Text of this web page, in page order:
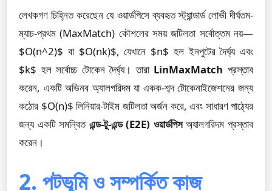
লেখকগণ চিহ্নিত করেছেন যে ওয়ার্ডপিসে ব্যবহৃত স্ট্যান্ডার্ড লোভী দীর্ঘতম-
ম্যাচ-প্রথম (MaxMatch) কৌশলের সময় জটিলতা সর্বোত্তম নয়—
$O(n^2)$ বা $O(nk)$, যেখানে $n$ হল ইনপুটের দৈর্ঘ্য এবং
$k$ হল সর্বোচ্চ টোকেন দৈর্ঘ্য। তারা LinMaxMatch প্রস্তাব
করেন, একটি অভিনব অ্যালগরিদম যা একক-শব্দ টোকেনাইজেশনের জন্য
কঠোর $O(n)$ লিনিয়ার-টাইম জটিলতা অর্জন করে, এবং সাধারণ পাঠ্যের
জন্য একটি সমন্বিত এন্ড-টু-এন্ড (E2E) ওয়ার্ডপিসঅ্যালগরিদম প্রস্তাব
করেন।
2. পটভূমি ও সম্পর্কিত কাজ